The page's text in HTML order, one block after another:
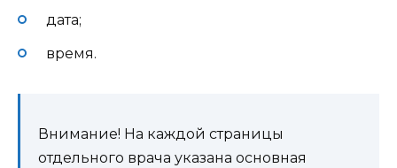
дата;
время.
Внимание! На каждой страницы
отдельного врача указана основная